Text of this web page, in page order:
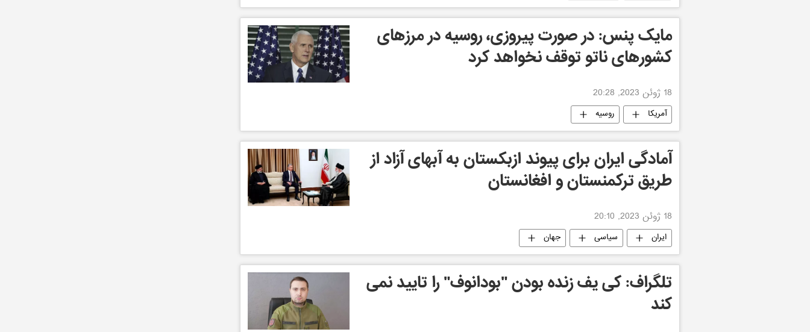
مایک پنس: در صورت پیروزی، روسیه در مرزهای
کشورهای ناتو توقف نخواهد کرد
18 ژوئن 2023, 20:28
آمریکا روسیه
آمادگی ایران برای پیوند ازبکستان به آبهای آزاد از
طریق ترکمنستان و افغانستان
18 ژوئن 2023, 20:10
ایران سیاسی جهان
تلگراف: کی یف زنده بودن "بودانوف" را تایید نمی
کند